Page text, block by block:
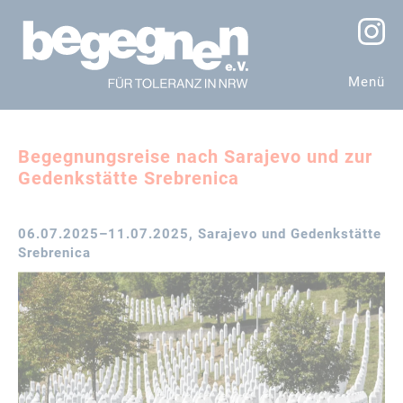
Menü
Begegnungsreise nach Sarajevo und zur
Gedenkstätte Srebrenica
06.07.2025–11.07.2025, Sarajevo und Gedenkstätte
Srebrenica